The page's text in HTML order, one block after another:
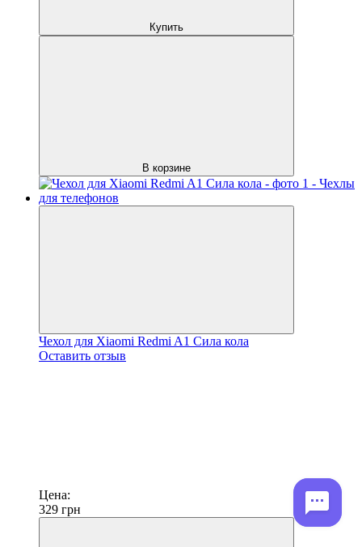
Купить
В корзине
Чехол для Xiaomi Redmi A1 Сила кола
Оставить отзыв
Цена:
329 грн